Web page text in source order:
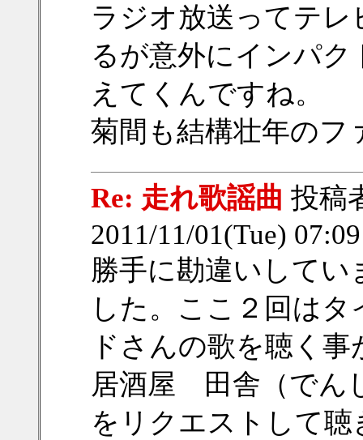
ラジオ放送ってテ
るが意外にインパ
えてくんですね。
菊間も結構壮年のフ
Re: 走れ歌謡曲 投稿
2011/11/01(Tue)
勝手に勘違いしてい
した。ここ２回は
ドさんの歌を聴く
居酒屋 田舎（でん
をリクエストして聴